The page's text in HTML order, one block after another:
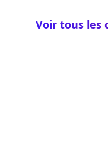
Voir tous les